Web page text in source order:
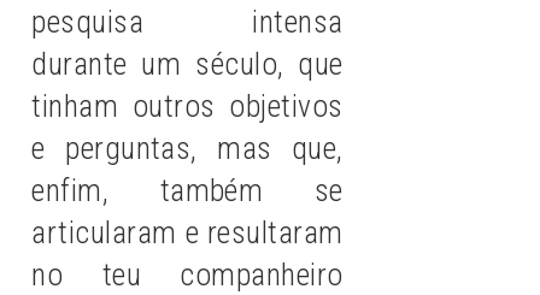
pesquisa intensa
durante um século, que
tinham outros objetivos
e perguntas, mas que,
enfim, também se
articularam e resultaram
no teu companheiro